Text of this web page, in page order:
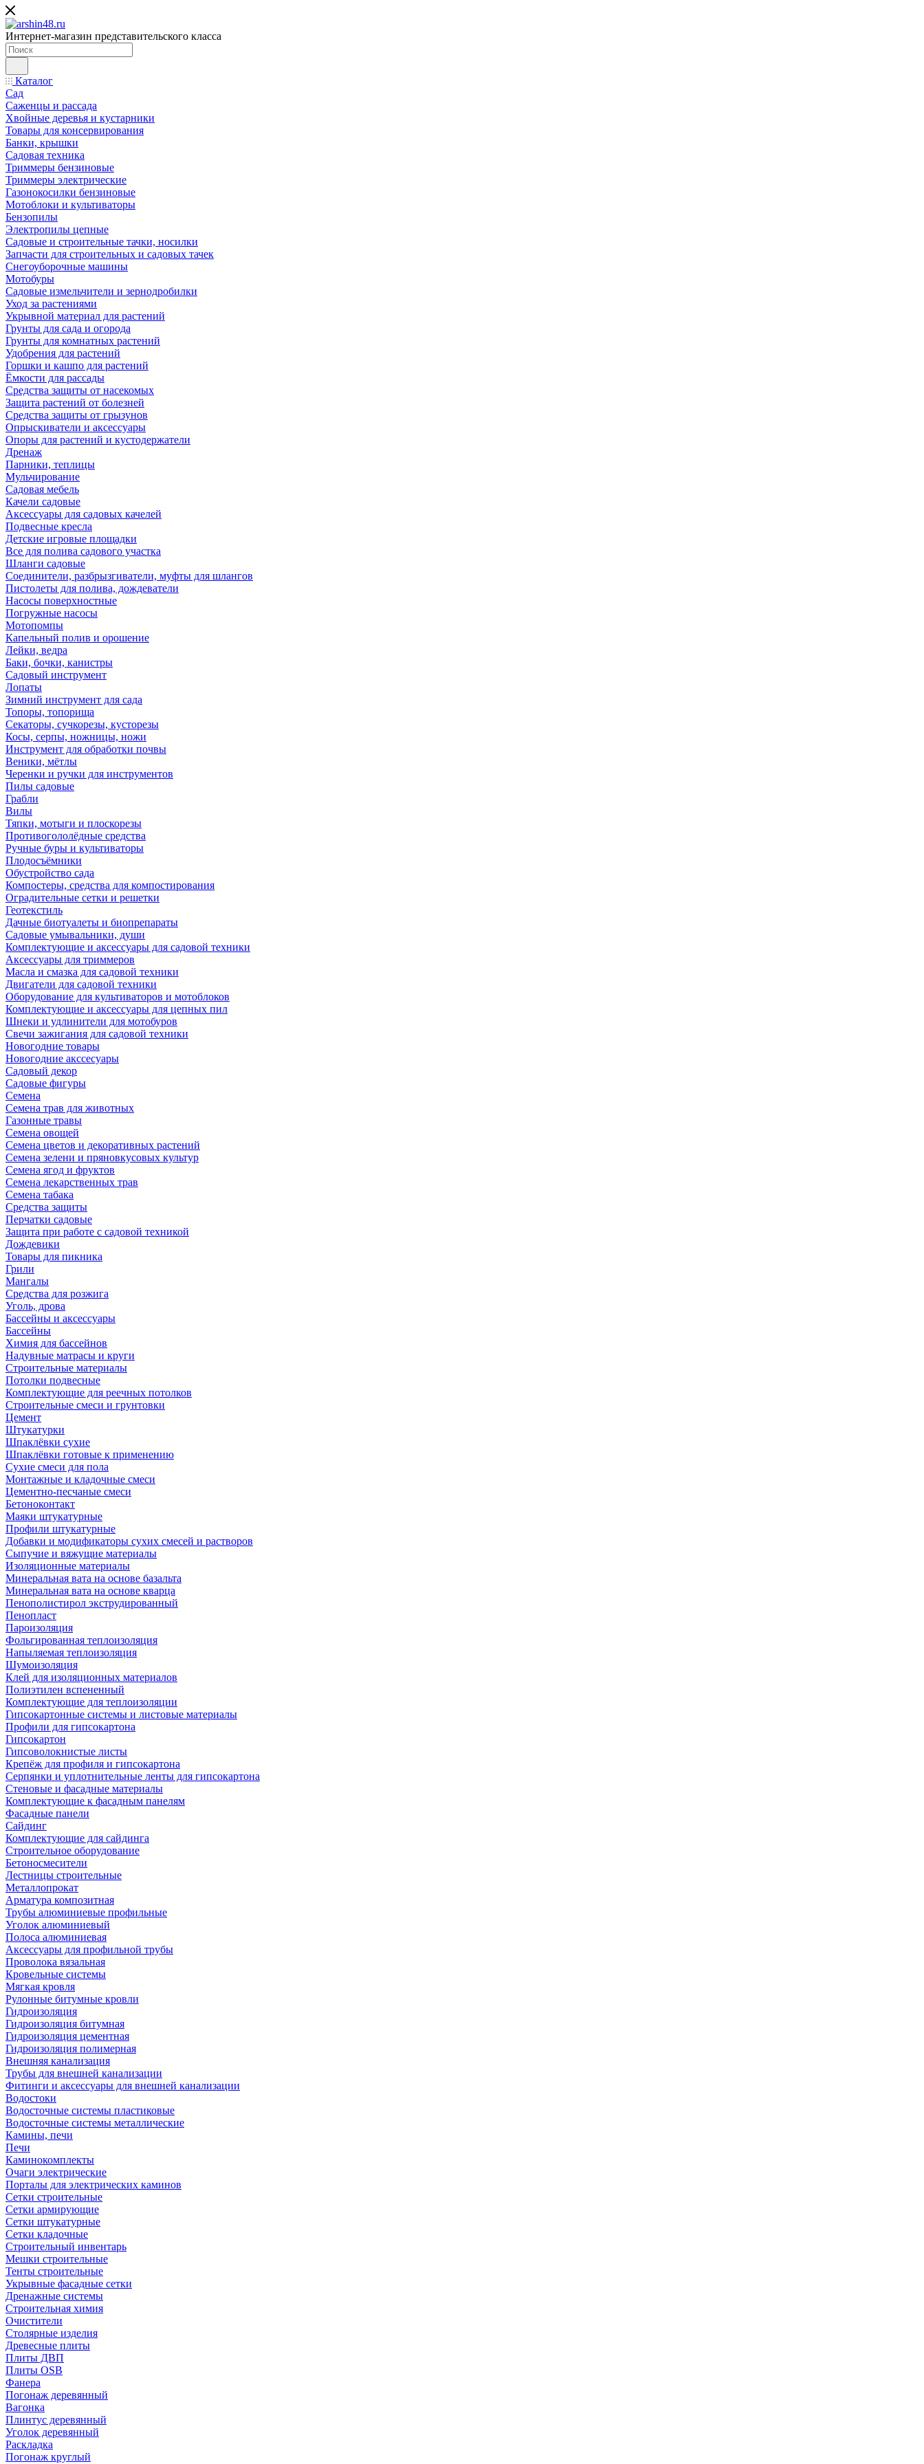
Интернет-магазин представительского класса
Каталог
Сад
Саженцы и рассада
Хвойные деревья и кустарники
Товары для консервирования
Банки, крышки
Садовая техника
Триммеры бензиновые
Триммеры электрические
Газонокосилки бензиновые
Мотоблоки и культиваторы
Бензопилы
Электропилы цепные
Садовые и строительные тачки, носилки
Запчасти для строительных и садовых тачек
Снегоуборочные машины
Мотобуры
Садовые измельчители и зернодробилки
Уход за растениями
Укрывной материал для растений
Грунты для сада и огорода
Грунты для комнатных растений
Удобрения для растений
Горшки и кашпо для растений
Ёмкости для рассады
Средства защиты от насекомых
Защита растений от болезней
Средства защиты от грызунов
Опрыскиватели и аксессуары
Опоры для растений и кустодержатели
Дренаж
Парники, теплицы
Мульчирование
Садовая мебель
Качели садовые
Аксессуары для садовых качелей
Подвесные кресла
Детские игровые площадки
Все для полива садового участка
Шланги садовые
Соединители, разбрызгиватели, муфты для шлангов
Пистолеты для полива, дождеватели
Насосы поверхностные
Погружные насосы
Мотопомпы
Капельный полив и орошение
Лейки, ведра
Баки, бочки, канистры
Садовый инструмент
Лопаты
Зимний инструмент для сада
Топоры, топорища
Секаторы, сучкорезы, кусторезы
Косы, серпы, ножницы, ножи
Инструмент для обработки почвы
Веники, мётлы
Черенки и ручки для инструментов
Пилы садовые
Грабли
Вилы
Тяпки, мотыги и плоскорезы
Противогололёдные средства
Ручные буры и культиваторы
Плодосъёмники
Обустройство сада
Компостеры, средства для компостирования
Оградительные сетки и решетки
Геотекстиль
Дачные биотуалеты и биопрепараты
Садовые умывальники, души
Комплектующие и аксессуары для садовой техники
Аксессуары для триммеров
Масла и смазка для садовой техники
Двигатели для садовой техники
Оборудование для культиваторов и мотоблоков
Комплектующие и аксессуары для цепных пил
Шнеки и удлинители для мотобуров
Свечи зажигания для садовой техники
Новогодние товары
Новогодние акссесуары
Садовый декор
Садовые фигуры
Семена
Семена трав для животных
Газонные травы
Семена овощей
Семена цветов и декоративных растений
Семена зелени и пряновкусовых культур
Семена ягод и фруктов
Семена лекарственных трав
Семена табака
Средства защиты
Перчатки садовые
Защита при работе с садовой техникой
Дождевики
Товары для пикника
Грили
Мангалы
Средства для розжига
Уголь, дрова
Бассейны и аксессуары
Бассейны
Химия для бассейнов
Надувные матрасы и круги
Строительные материалы
Потолки подвесные
Комплектующие для реечных потолков
Строительные смеси и грунтовки
Цемент
Штукатурки
Шпаклёвки сухие
Шпаклёвки готовые к применению
Сухие смеси для пола
Монтажные и кладочные смеси
Цементно-песчаные смеси
Бетоноконтакт
Маяки штукатурные
Профили штукатурные
Добавки и модификаторы сухих смесей и растворов
Сыпучие и вяжущие материалы
Изоляционные материалы
Минеральная вата на основе базальта
Минеральная вата на основе кварца
Пенополистирол экструдированный
Пенопласт
Пароизоляция
Фольгированная теплоизоляция
Напыляемая теплоизоляция
Шумоизоляция
Клей для изоляционных материалов
Полиэтилен вспененный
Комплектующие для теплоизоляции
Гипсокартонные системы и листовые материалы
Профили для гипсокартона
Гипсокартон
Гипсоволокнистые листы
Крепёж для профиля и гипсокартона
Серпянки и уплотнительные ленты для гипсокартона
Стеновые и фасадные материалы
Комплектующие к фасадным панелям
Фасадные панели
Сайдинг
Комплектующие для сайдинга
Строительное оборудование
Бетоносмесители
Лестницы строительные
Металлопрокат
Арматура композитная
Трубы алюминиевые профильные
Уголок алюминиевый
Полоса алюминиевая
Аксессуары для профильной трубы
Проволока вязальная
Кровельные системы
Мягкая кровля
Рулонные битумные кровли
Гидроизоляция
Гидроизоляция битумная
Гидроизоляция цементная
Гидроизоляция полимерная
Внешняя канализация
Трубы для внешней канализации
Фитинги и аксессуары для внешней канализации
Водостоки
Водосточные системы пластиковые
Водосточные системы металлические
Камины, печи
Печи
Каминокомплекты
Очаги электрические
Порталы для электрических каминов
Сетки строительные
Сетки армирующие
Сетки штукатурные
Сетки кладочные
Строительный инвентарь
Мешки строительные
Тенты строительные
Укрывные фасадные сетки
Дренажные системы
Строительная химия
Очистители
Столярные изделия
Древесные плиты
Плиты ДВП
Плиты OSB
Фанера
Погонаж деревянный
Вагонка
Плинтус деревянный
Уголок деревянный
Раскладка
Погонаж круглый